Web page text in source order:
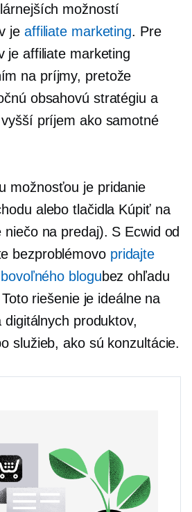
možností
je affiliate marketing. Pre
je affiliate marketing
na príjmy, pretože
obsahovú stratégiu a
príjem ako samotné
možnosťou je pridanie
alebo tlačidla Kúpiť na
na predaj). S Ecwid od
bezproblémovo pridajte
blogubez ohľadu
riešenie je ideálne na
produktov,
služieb, ako sú konzultácie.